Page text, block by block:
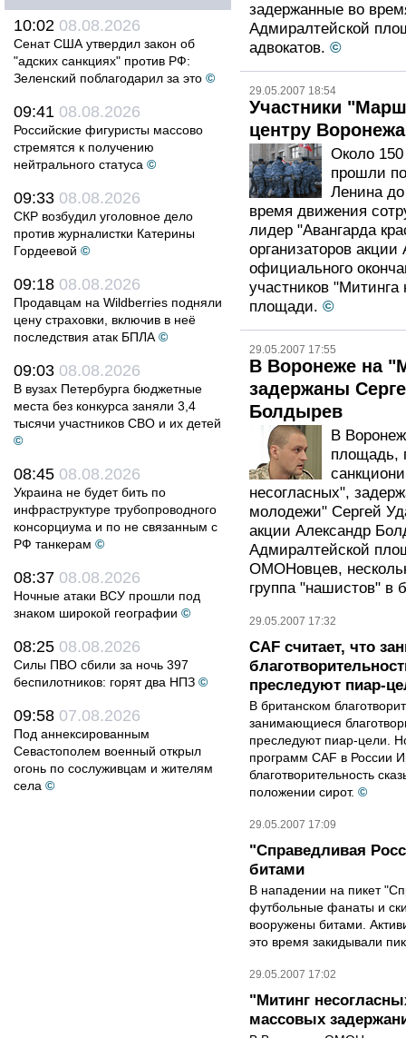
10:02 08.08.2026
Сенат США утвердил закон об
"адских санкциях" против РФ:
Зеленский поблагодарил за это ©
09:41 08.08.2026
Российские фигуристы массово
стремятся к получению
нейтрального статуса ©
09:33 08.08.2026
СКР возбудил уголовное дело
против журналистки Катерины
Гордеевой ©
09:18 08.08.2026
Продавцам на Wildberries подняли
цену страховки, включив в неё
последствия атак БПЛА ©
09:03 08.08.2026
В вузах Петербурга бюджетные
места без конкурса заняли 3,4
тысячи участников СВО и их детей
©
08:45 08.08.2026
Украина не будет бить по
инфраструктуре трубопроводного
консорциума и по не связанным с
РФ танкерам ©
08:37 08.08.2026
Ночные атаки ВСУ прошли под
знаком широкой географии ©
08:25 08.08.2026
Силы ПВО сбили за ночь 397
беспилотников: горят два НПЗ ©
09:58 07.08.2026
Под аннексированным
Севастополем военный открыл
огонь по сослуживцам и жителям
села ©
задержанные во
Адмиралтейской
адвокатов. ©
29.05.2007 18:54
Участники
центру Воронежа
Около
прошли
Ленина
время движения
лидер "Авангарда
организаторов
официального
участников
площади. ©
29.05.2007 17:55
В Воронеже на
задержаны
Болдырев
В
площадь,
несогласных",
молодежи" Сергей
акции Александр
Адмиралтейской
ОМОНовцев,
группа "нашистов" в
29.05.2007 17:32
CAF считает, что
преследуют пиар-
В британском
занимающиеся
преследуют пиар-цели.
программ CAF в России
благотворительность
положении сирот. ©
29.05.2007 17:09
"Справедливая
битами
В нападении на пикет
футбольные фанаты и
вооружены битами.
это время закидывали
29.05.2007 17:02
"Митинг
массовых